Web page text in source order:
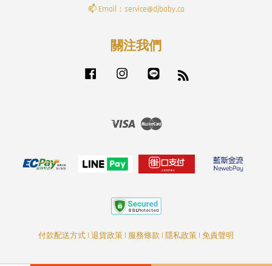
📫 Email：service@djbaby.co
關注我們
Facebook Instagram
Visa Master
付款配送方式 | 退貨政策 | 服務條款 | 隱私政策 | 免責聲明